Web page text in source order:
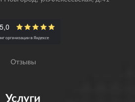
Отзывы
Услуги